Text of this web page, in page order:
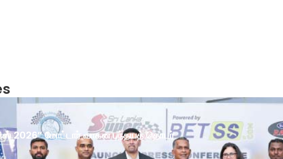
2026” மோட்டார் வாகன பந்தயத் தொடர்